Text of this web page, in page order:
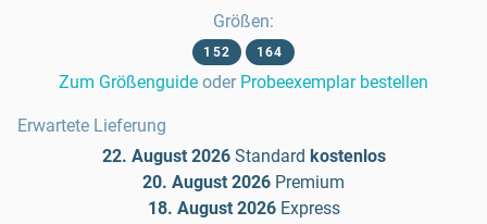
Größen:
152 164
Zum Größenguide oder Probeexemplar bestellen
Erwartete Lieferung
22. August 2026 Standard kostenlos
20. August 2026 Premium
18. August 2026 Express